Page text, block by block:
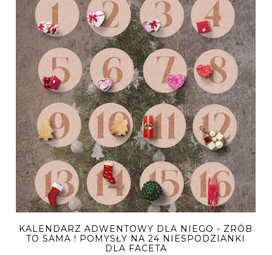
KALENDARZ ADWENTOWY DLA NIEGO - ZRÓB
TO SAMA ! POMYSŁY NA 24 NIESPODZIANKI
DLA FACETA